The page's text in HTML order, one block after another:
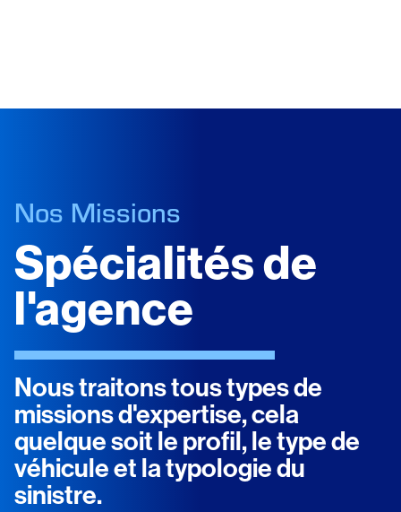
Nos Missions
Spécialités de
l'agence
Nous traitons tous types de
missions d'expertise, cela
quelque soit le profil, le type de
véhicule et la typologie du
sinistre.